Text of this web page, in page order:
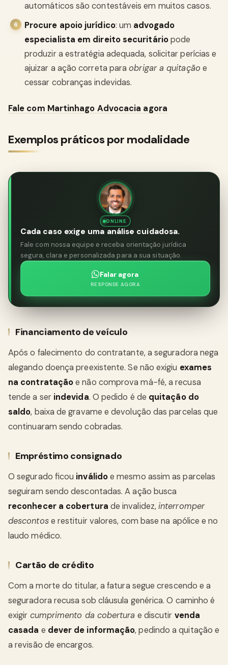
automáticos são contestáveis em muitos casos.
Procure apoio jurídico: um advogado
especialista em direito securitáriopode
produzir a estratégia adequada, solicitar perícias e
ajuizar a ação correta paraobrigar a quitação e
cessar cobranças indevidas.
Fale com Martinhago Advocacia agora
Exemplos práticos por modalidade
ONLINE
Cada caso exige uma análise cuidadosa.
Fale com nossa equipe e receba orientação jurídica
segura, clara e personalizada para a sua situação.
Falar agora
RESPONDE AGORA
Financiamento de veículo
Após o falecimento do contratante, a seguradora nega
alegando doença preexistente. Se não exigiu exames
na contrataçãoe não comprova má-fé, a recusa
tende a ser indevida. O pedido é de quitação do
saldo, baixa de gravame e devolução das parcelas que
continuaram sendo cobradas.
Empréstimo consignado
O segurado ficou inválidoe mesmo assim as parcelas
seguiram sendo descontadas. A ação busca
reconhecer a cobertura de invalidez,interromper
descontose restituir valores, com base na apólice e no
laudo médico.
Cartão de crédito
Com a morte do titular, a fatura segue crescendo e a
seguradora recusa sob cláusula genérica. O caminho é
exigir cumprimento da cobertura e discutir venda
casada e dever de informação, pedindo a quitação e
a revisão de encargos.